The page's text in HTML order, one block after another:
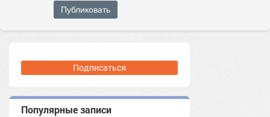
Публиковать
Подписаться
Популярные записи